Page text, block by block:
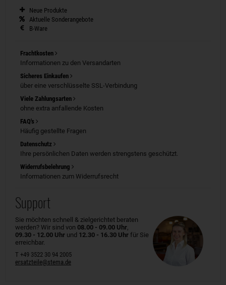
Neue Produkte
Aktuelle Sonderangebote
B-Ware
Frachtkosten
Informationen zu den Versandarten
Sicheres Einkaufen
über eine verschlüsselte SSL-Verbindung
Viele Zahlungsarten
ohne extra anfallende Kosten
FAQ's
Häufig gestellte Fragen
Datenschutz
Ihre persönlichen Daten werden strengstens geschützt.
Widerrufsbelehrung
Informationen zum Widerrufsrecht
Support
Sie möchten schnell & zielgerichtet beraten
werden? Wir sind von 08.00 - 09.00 Uhr,
09.30 - 12.00 Uhr und 12.30 - 16.30 Uhr für Sie
erreichbar.
T +49 3522 30 94 2005
ersatzteile@stema.de